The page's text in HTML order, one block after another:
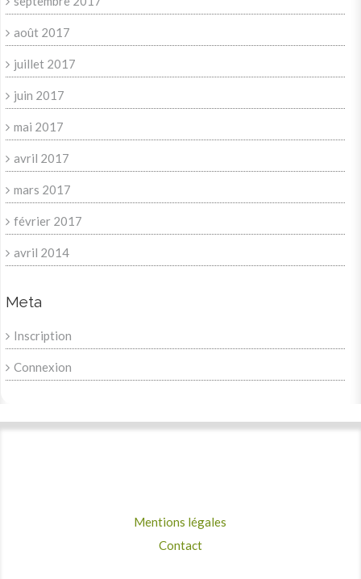
août 2017
juillet 2017
juin 2017
mai 2017
avril 2017
mars 2017
février 2017
avril 2014
Meta
Inscription
Connexion
Mentions légales
Contact